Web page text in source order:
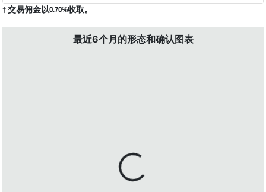
† 交易佣金以0.70%收取。
最近6个月的形态和确认图表